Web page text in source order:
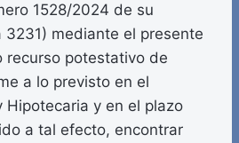
1528/2024 de su
3231) mediante el presente
recurso potestativo de
a lo previsto en el
y en el plazo
a tal efecto, encontrar